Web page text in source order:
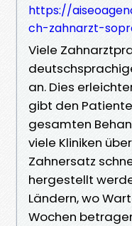
https://
ch-zahnarzt-
Viele
an. Dies
gibt den
gesamten
viele Kliniken
Zahnersatz
hergestellt
Ländern, wo
Wochen